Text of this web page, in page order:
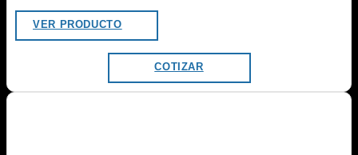
VER PRODUCTO
COTIZAR